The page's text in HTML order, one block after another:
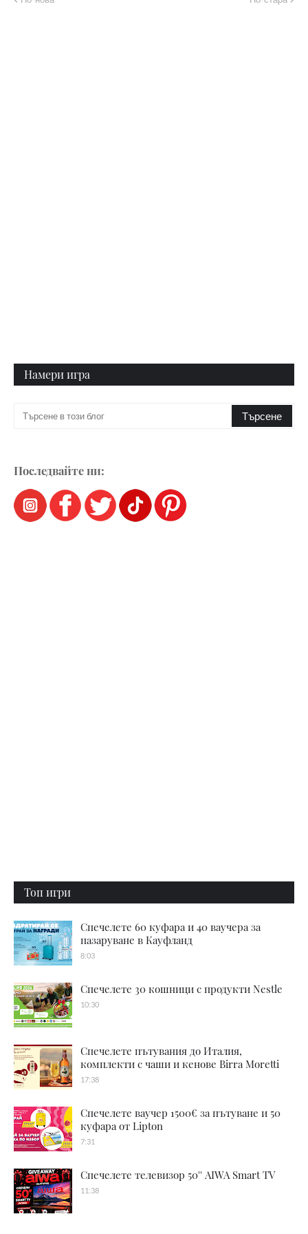
Намери игра
Последвайте ни:
Топ игри
Спечелете 60 куфара и 40 ваучера за
пазаруване в Кауфланд
8:03
Спечелете 30 кошници с продукти Nestle
10:30
Спечелете пътувания до Италия,
комплекти с чаши и кенове Birra Moretti
17:38
Спечелете ваучер 1500€ за пътуване и 50
куфара от Lipton
7:31
Спечелете телевизор 50'' AIWA Smart TV
11:38